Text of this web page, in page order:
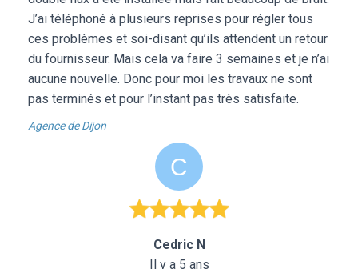
J’ai téléphoné à plusieurs reprises pour régler tous
ces problèmes et soi-disant qu’ils attendent un retour
du fournisseur. Mais cela va faire 3 semaines et je n’ai
aucune nouvelle. Donc pour moi les travaux ne sont
pas terminés et pour l’instant pas très satisfaite.
Agence de Dijon
Cedric N
Il y a 5 ans